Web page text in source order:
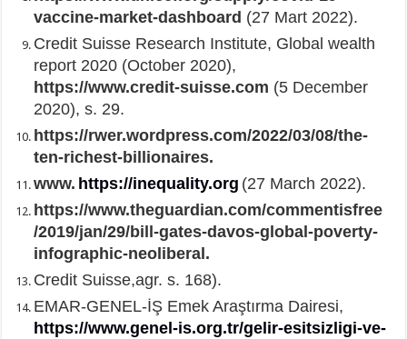
vaccine-market-dashboard (27 Mart 2022).
Credit Suisse Research Institute, Global wealth
report 2020 (October 2020),
https://www.credit-suisse.com (5 December
2020), s. 29.
https://rwer.wordpress.com/2022/03/08/the-
ten-richest-billionaires.
www. https://inequality.org (27 March 2022).
https://www.theguardian.com/commentisfree
/2019/jan/29/bill-gates-davos-global-poverty-
infographic-neoliberal.
Credit Suisse,agr. s. 168).
EMAR-GENEL-İŞ Emek Araştırma Dairesi,
https://www.genel-is.org.tr/gelir-esitsizligi-ve-